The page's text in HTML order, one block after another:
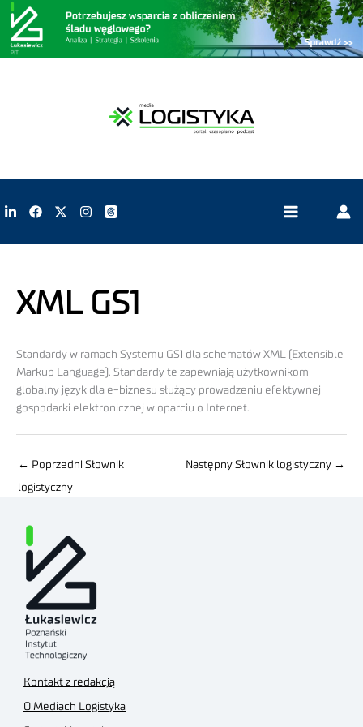
XML GS1
Standardy w ramach Systemu GS1 dla schematów XML (Extensible
Markup Language). Standardy te zapewniają użytkownikom
globalny język dla e-biznesu służący prowadzeniu efektywnej
gospodarki elektronicznej w oparciu o Internet.
← Poprzedni Słownik
logistyczny
Następny Słownik logistyczny →
Kontakt z redakcją
O Mediach Logistyka